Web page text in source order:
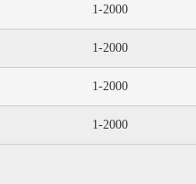
1-2000
1-2000
1-2000
1-2000